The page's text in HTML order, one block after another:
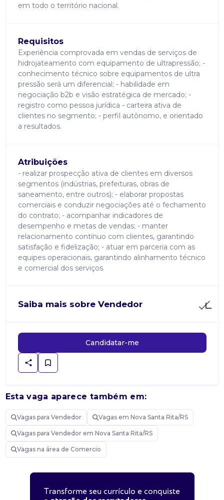
em todo o território nacional.
Requisitos
Experiência comprovada em vendas de serviços de
hidrojateamento com equipamento de ultrapressão; -
conhecimento técnico sobre equipamentos de ultra
pressão será um diferencial; - habilidade em
negociação b2b e visão estratégica de mercado; -
registro como pessoa jurídica - carteira ativa de
clientes no segmento; - perfil autônomo, e orientado
a resultados.
Atribuições
- realizar prospecção ativa de clientes em diversos
segmentos (indústrias, prefeituras, obras de
saneamento, entre outros); - elaborar propostas
comerciais e conduzir negociações até o fechamento
do contrato; - acompanhar indicadores de
desempenho e metas de vendas; - manter
relacionamento contínuo com clientes, garantindo
satisfação e fidelização; - atuar em parceria com as
equipes operacionais, garantindo alinhamento técnico
e comercial dos serviços.
Saiba mais sobre Vendedor
Candidatar-me
Esta vaga aparece também em:
Vagas para Vendedor Vagas em Nova Santa Rita/RS
Vagas para Vendedor em Nova Santa Rita/RS
Vagas na área de Comercio
Transforme seu currículo e conquiste